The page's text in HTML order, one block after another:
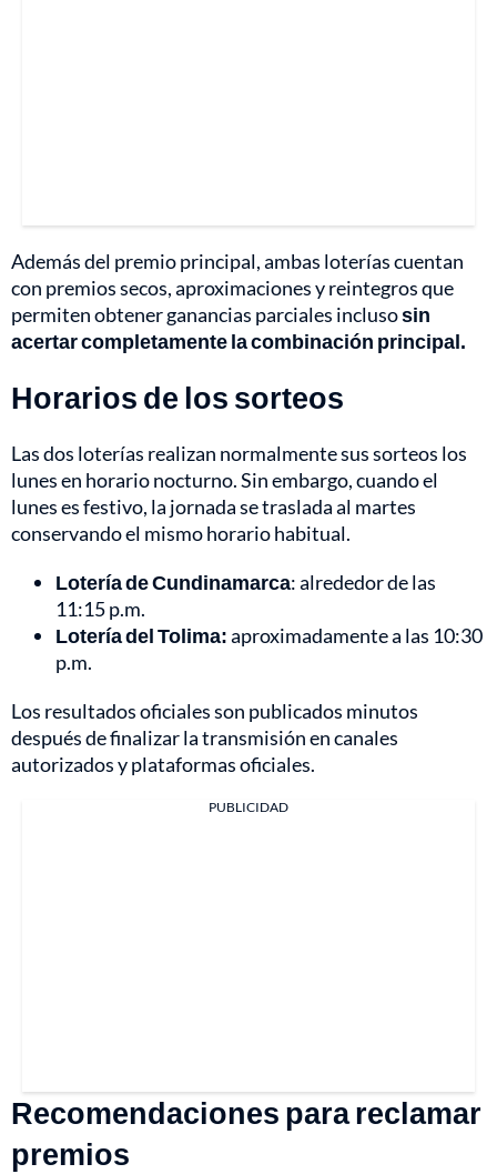
Además del premio principal, ambas loterías cuentan
con premios secos, aproximaciones y reintegros que
permiten obtener ganancias parciales inclusosin
acertar completamente la combinación principal.
Horarios de los sorteos
Las dos loterías realizan normalmente sus sorteos los
lunes en horario nocturno. Sin embargo, cuando el
lunes es festivo, la jornada se traslada al martes
conservando el mismo horario habitual.
Lotería de Cundinamarca: alrededor de las
11:15 p.m.
Lotería del Tolima:aproximadamente a las 10:30
p.m.
Los resultados oficiales son publicados minutos
después de finalizar la transmisión en canales
autorizados y plataformas oficiales.
PUBLICIDAD
Recomendaciones para reclamar
premios